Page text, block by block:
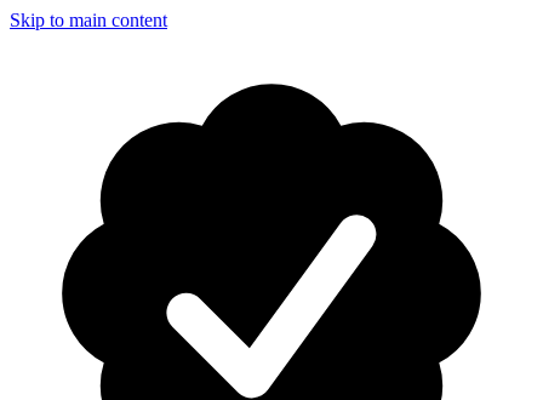
Skip to main content